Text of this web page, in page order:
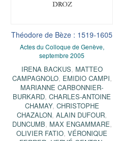
Théodore de Bèze : 1519-1605
Actes du Colloque de Genève,
septembre 2005
IRENA BACKUS, MATTEO
CAMPAGNOLO, EMIDIO CAMPI,
MARIANNE CARBONNIER-
BURKARD,CHARLES-ANTOINE
CHAMAY, CHRISTOPHE
CHAZALON,ALAIN DUFOUR,
DUNCUMB, MAX ENGAMMARE,
OLIVIER FATIO,VÉRONIQUE